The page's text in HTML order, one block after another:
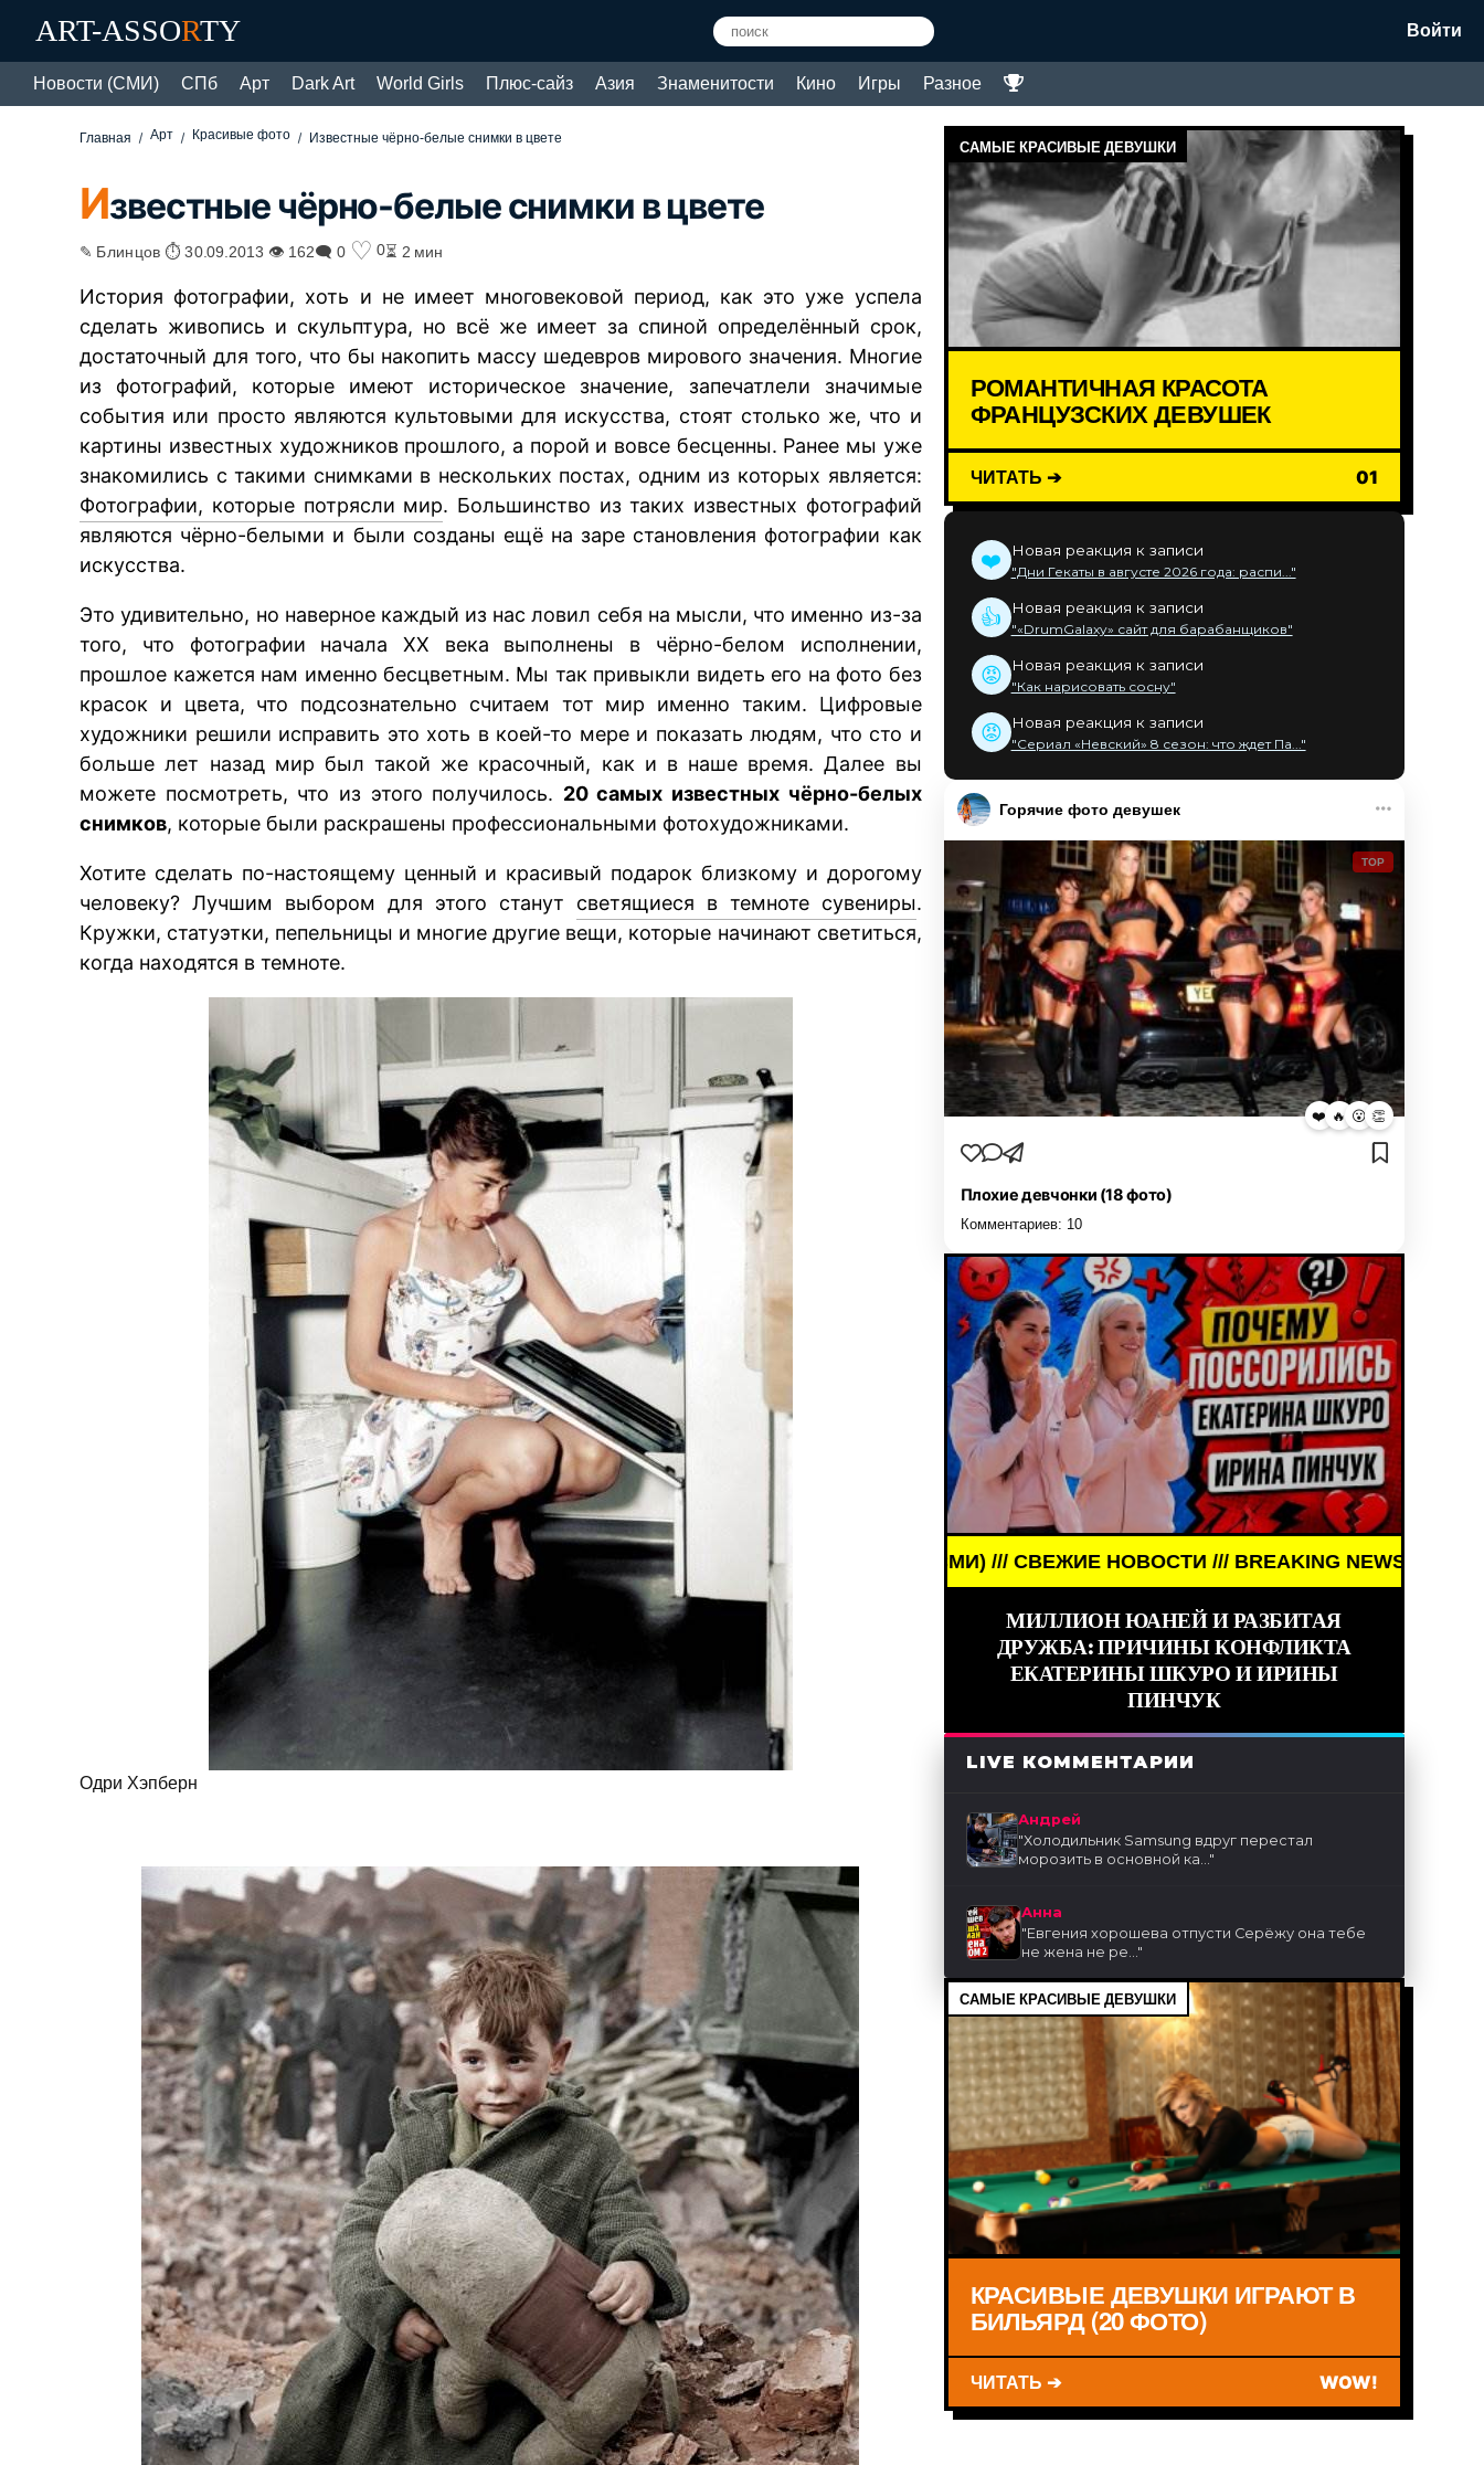
ART-ASSORTY Войти
Новости (СМИ) СПб Арт Dark Art World Girls Плюс-сайз Азия Знаменитости Кино Игры Разное
Главная Арт Красивые фото Известные чёрно-белые снимки в цвете
Известные чёрно-белые снимки в цвете
✎ Блинцов ⏱ 30.09.2013 👁 162🗨 0 ♡ 0⏳ 2 мин
История фотографии, хоть и не имеет многовековой период, как это уже успела
сделать живопись и скульптура, но всё же имеет за спиной определённый срок,
достаточный для того, что бы накопить массу шедевров мирового значения. Многие
из фотографий, которые имеют историческое значение, запечатлели значимые
события или просто являются культовыми для искусства, стоят столько же, что и
картины известных художников прошлого, а порой и вовсе бесценны. Ранее мы уже
знакомились с такими снимками в нескольких постах, одним из которых является:
Фотографии, которые потрясли мир. Большинство из таких известных фотографий
являются чёрно-белыми и были созданы ещё на заре становления фотографии как
искусства.
Это удивительно, но наверное каждый из нас ловил себя на мысли, что именно из-за
того, что фотографии начала XX века выполнены в чёрно-белом исполнении,
прошлое кажется нам именно бесцветным. Мы так привыкли видеть его на фото без
красок и цвета, что подсознательно считаем тот мир именно таким. Цифровые
художники решили исправить это хоть в коей-то мере и показать людям, что сто и
больше лет назад мир был такой же красочный, как и в наше время. Далее вы
можете посмотреть, что из этого получилось. 20 самых известных чёрно-белых
снимков, которые были раскрашены профессиональными фотохудожниками.
Хотите сделать по-настоящему ценный и красивый подарок близкому и дорогому
человеку? Лучшим выбором для этого станут светящиеся в темноте сувениры.
Кружки, статуэтки, пепельницы и многие другие вещи, которые начинают светиться,
когда находятся в темноте.
Одри Хэпберн
САМЫЕ КРАСИВЫЕ ДЕВУШКИ
РОМАНТИЧНАЯ КРАСОТА
ФРАНЦУЗСКИХ ДЕВУШЕК
ЧИТАТЬ ➔ 01
❤️ Новая реакция к записи
"Дни Гекаты в августе 2026 года: распи..."
👍 Новая реакция к записи
"«DrumGalaxy» сайт для барабанщиков"
😡 Новая реакция к записи
"Как нарисовать сосну"
😡 Новая реакция к записи
"Сериал «Невский» 8 сезон: что ждет Па..."
Горячие фото девушек
TOP
❤️ 🔥 😮 👏
Плохие девчонки (18 фото)
Комментариев: 10
BREAKING NEWS /// НОВОСТИ (СМИ) /// СВЕЖИЕ НОВОСТИ /// BREAKING NEWS /// НОВОСТИ (СМИ) ///
МИЛЛИОН ЮАНЕЙ И РАЗБИТАЯ
ДРУЖБА: ПРИЧИНЫ КОНФЛИКТА
ЕКАТЕРИНЫ ШКУРО И ИРИНЫ
ПИНЧУК
LIVE КОММЕНТАРИИ
Андрей
"Холодильник Samsung вдруг перестал
морозить в основной ка..."
Анна
"Евгения хорошева отпусти Серёжу она тебе
не жена не ре..."
САМЫЕ КРАСИВЫЕ ДЕВУШКИ
КРАСИВЫЕ ДЕВУШКИ ИГРАЮТ В
БИЛЬЯРД (20 ФОТО)
ЧИТАТЬ ➔ WOW!